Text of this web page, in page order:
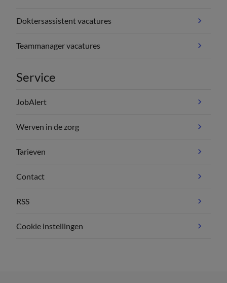
Doktersassistent vacatures
Teammanager vacatures
Service
JobAlert
Werven in de zorg
Tarieven
Contact
RSS
Cookie instellingen